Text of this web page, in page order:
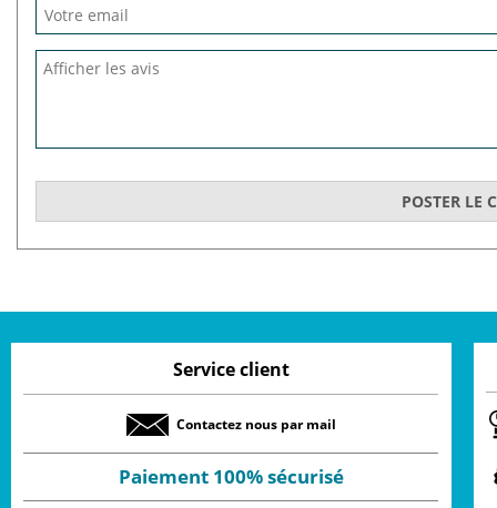
Service client
Contactez nous par mail
Paiement 100% sécurisé